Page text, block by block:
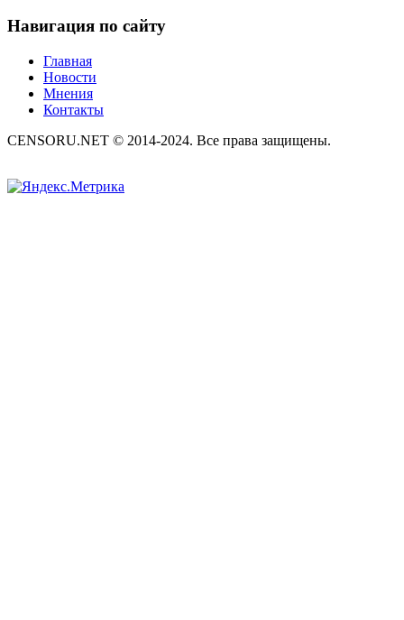
Навигация по сайту
Главная
Новости
Мнения
Контакты
CENSORU.NET © 2014-2024. Все права защищены.